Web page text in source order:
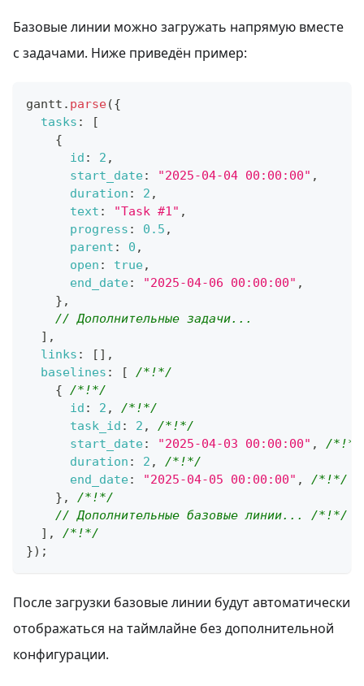
Базовые линии можно загружать напрямую вместе
с задачами. Ниже приведён пример:
gantt . parse({
tasks :
[
{
id : 2 ,
start_date: "2025-04-04 00:00:00" ,
duration : 2 ,
text : "Task #1" ,
progress : 0.5 ,
parent : 0 ,
open : true,
end_date: "2025-04-06 00:00:00" ,
} ,
// Дополнительные задачи...
] ,
links : [ ] ,
baselines : [
/*!*/
{ /*!*/
id : 2 ,
/*!*/
task_id : 2 ,
/*!*/
start_date: "2025-04-03 00:00:00" ,
/*!*/
duration : 2 ,
/*!*/
end_date: "2025-04-05 00:00:00" ,
/*!*/
} ,
/*!*/
// Дополнительные базовые линии... /*!*/
] ,
/*!*/
}) ;
После загрузки базовые линии будут автоматически
отображаться на таймлайне без дополнительной
конфигурации.